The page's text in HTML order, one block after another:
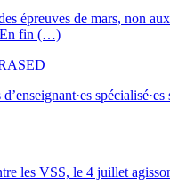
épreuves de mars, non
En fin (…)
spécialisé·es
les VSS, le 4 juillet